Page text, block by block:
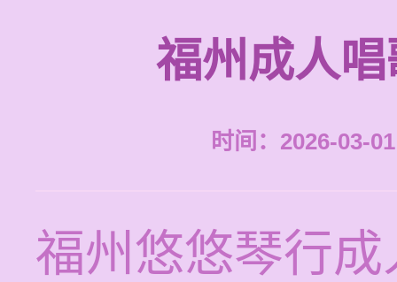
福州成人
时间：2026-03-
福州悠悠琴行